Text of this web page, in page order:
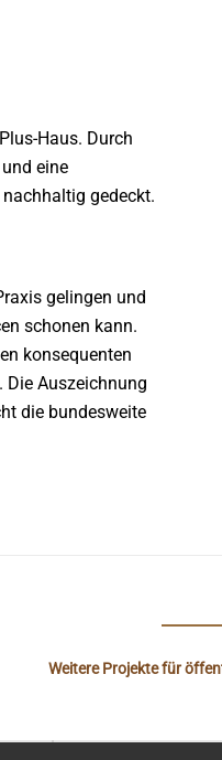
Haus. Durch
eine
gedeckt.
gelingen und
schonen kann.
konsequenten
Die Auszeichnung
die bundesweite
Weitere Projekte für